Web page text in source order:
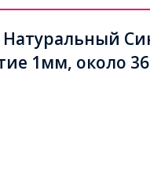
Натуральный
1мм, около